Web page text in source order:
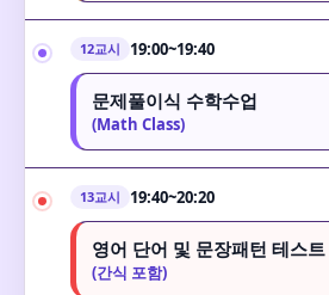
12교시 19:00~19:40
문제풀이식 수학수업
(Math Class)
13교시 19:40~20:20
영어 단어 및 문장패턴 테스트
(간식 포함)